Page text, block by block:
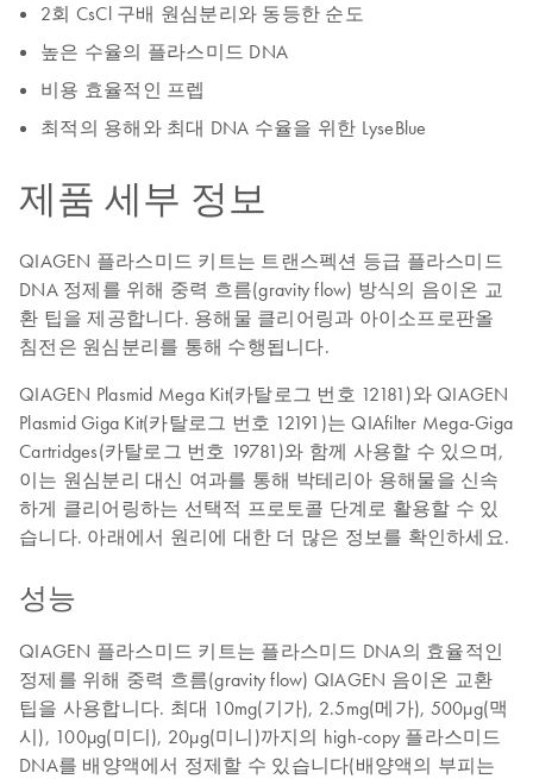
2회 CsCl 구배 원심분리와 동등한 순도
높은 수율의 플라스미드 DNA
비용 효율적인 프렙
최적의 용해와 최대 DNA 수율을 위한 LyseBlue
제품 세부 정보
QIAGEN 플라스미드 키트는 트랜스펙션 등급 플라스미드
DNA 정제를 위해 중력 흐름(gravity flow) 방식의 음이온 교
환 팁을 제공합니다. 용해물 클리어링과 아이소프로판올
침전은 원심분리를 통해 수행됩니다.
QIAGEN Plasmid Mega Kit(카탈로그 번호 12181)와 QIAGEN
Plasmid Giga Kit(카탈로그 번호 12191)는 QIAfilter Mega-Giga
Cartridges(카탈로그 번호 19781)와 함께 사용할 수 있으며,
이는 원심분리 대신 여과를 통해 박테리아 용해물을 신속
하게 클리어링하는 선택적 프로토콜 단계로 활용할 수 있
습니다. 아래에서 원리에 대한 더 많은 정보를 확인하세요.
성능
QIAGEN 플라스미드 키트는 플라스미드 DNA의 효율적인
정제를 위해 중력 흐름(gravity flow) QIAGEN 음이온 교환
팁을 사용합니다. 최대 10mg(기가), 2.5mg(메가), 500µg(맥
시), 100µg(미디), 20µg(미니)까지의 high-copy 플라스미드
DNA를 배양액에서 정제할 수 있습니다(배양액의 부피는